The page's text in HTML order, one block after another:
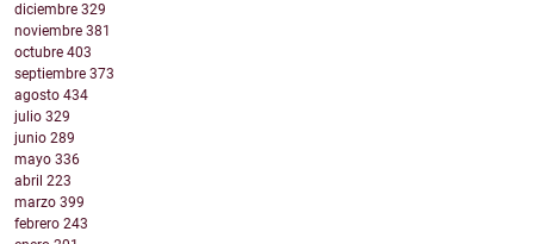
diciembre 329
noviembre 381
octubre 403
septiembre 373
agosto 434
julio 329
junio 289
mayo 336
abril 223
marzo 399
febrero 243